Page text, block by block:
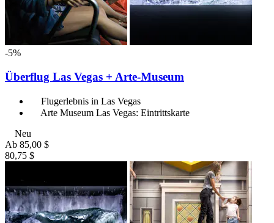
-5%
Überflug Las Vegas + Arte-Museum
Flugerlebnis in Las Vegas
Arte Museum Las Vegas: Eintrittskarte
Neu
Ab 85,00 $
80,75 $